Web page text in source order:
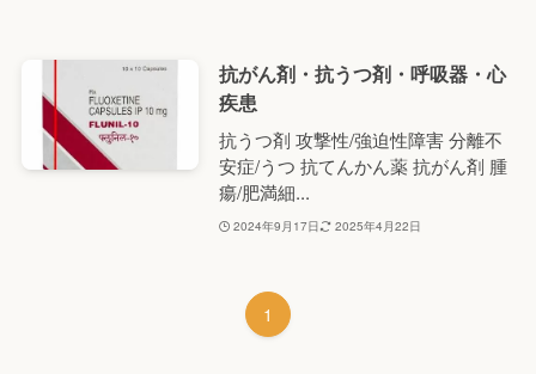
抗がん剤・抗うつ剤・呼吸器・心
疾患
抗うつ剤 攻撃性/強迫性障害 分離不
安症/うつ 抗てんかん薬 抗がん剤 腫
瘍/肥満細...
2024年9月17日 2025年4月22日
1